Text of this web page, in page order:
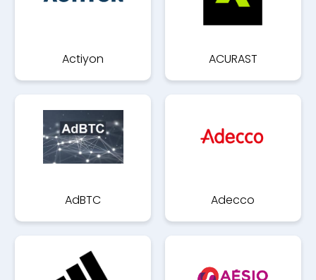
Actiyon ACURAST
AdBTC Adecco